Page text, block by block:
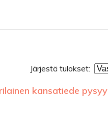
Järjestä tulokset:
kansatiede pysyy